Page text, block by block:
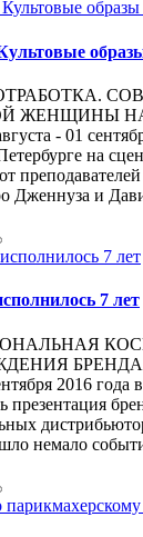
ЖЕНЩИНЫ
- 01
на
Дженнуза и
7 лет
2016 года
презентация
немало